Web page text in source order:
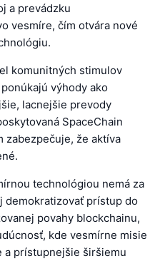
a prevádzku
vesmíre, čím otvára nové
komunitných stimulov
výhody ako
lacnejšie prevody
SpaceChain
zabezpečuje, že aktíva
technológiou nemá za
demokratizovať prístup do
povahy blockchainu,
kde vesmírne misie
a prístupnejšie širšiemu